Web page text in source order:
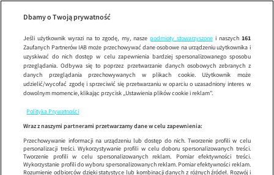
Wypróbuj aplikację mobilną
Korzystaj z łatwiejszej nawigacji i ciesz się szybszym
Dbamy o Twoją prywatność
Jeśli użytkownik wyrazi na to zgodę, my, nasze podmioty stowarzyszonei naszych 161
Zaufanych Partnerów IAB może przechowywać dane osobowe na urządzeniu użytkownika i
uzyskiwać do nich dostęp w celu zapewnienia bardziej spersonalizowanego sposobu
przeglądania. Odbywa się to poprzez przetwarzanie danych osobowych zebranych z
danych przeglądania przechowywanych w plikach cookie. Użytkownik może
udzielić/wycofać zgodę i sprzeciwić się przetwarzaniu w oparciu o uzasadniony interes w
dowolnym momencie, klikając przycisk „Ustawienia plików cookie i reklam”.
Polityka Prywatności
Wraz z naszymi partnerami przetwarzamy dane w celu zapewnienia:
Przechowywanie informacji na urządzeniu lub dostęp do nich. Tworzenie profili w celu
personalizacji treści. Wykorzystywanie profili w celu doboru spersonalizowanych treści.
Tworzenie profili w celu spersonalizowanych reklam. Pomiar efektywności treści.
Wykorzystanie profili do wyboru spersonalizowanych reklam. Pomiar efektywności reklam.
Rozumienie odbiorców dzięki statystyce lub kombinacji danych z różnych źródeł. Rozwój i